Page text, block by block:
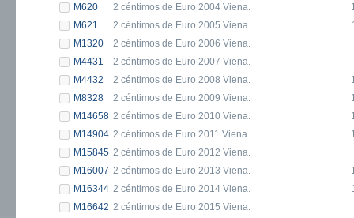
M620
2 céntimos de Euro 2004 Viena.
M621
2 céntimos de Euro 2005 Viena.
M1320
2 céntimos de Euro 2006 Viena.
M4431
2 céntimos de Euro 2007 Viena.
M4432
2 céntimos de Euro 2008 Viena.
M8328
2 céntimos de Euro 2009 Viena.
M14658 2 céntimos de Euro 2010 Viena.
M14904 2 céntimos de Euro 2011 Viena.
M15845 2 céntimos de Euro 2012 Viena.
M16007 2 céntimos de Euro 2013 Viena.
M16344 2 céntimos de Euro 2014 Viena.
M16642 2 céntimos de Euro 2015 Viena.